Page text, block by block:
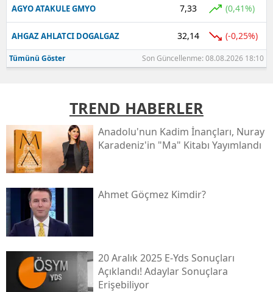
AGYO ATAKULE GMYO 7,33 (0,41%)
AHGAZ AHLATCI DOGALGAZ 32,14 (-0,25%)
Tümünü Göster Son Güncellenme: 08.08.2026 18:10
TREND HABERLER
Anadolu'nun Kadim İnançları, Nuray
Karadeniz'in "ma" Kitabı Yayımlandı
Ahmet Göçmez Kimdir?
20 Aralık 2025 E-Yds Sonuçları
Açıklandı! Adaylar Sonuçlara
Erişebiliyor